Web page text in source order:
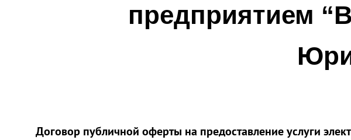
предприятием
Договор публичной оферты на предоставление услуги